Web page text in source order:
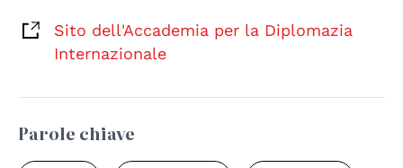
Sito dell'Accademia per la Diplomazia
Internazionale
Parole chiave